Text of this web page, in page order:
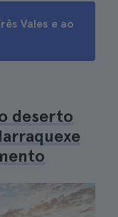
Vales e ao
deserto